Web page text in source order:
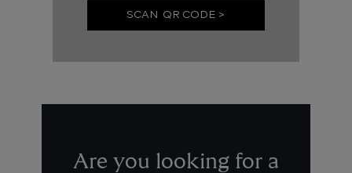
SCAN QR CODE >
Are you looking for a